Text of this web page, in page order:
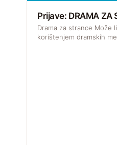
Prijave: DRAMA ZA
Drama za strance Može
korištenjem dramskih